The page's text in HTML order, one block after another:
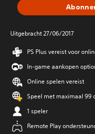
Uitgebracht 27/06/2017
PS Plus vereist voor
In-game aankopen
Online spelen vereist
Speel met maximaal 99
1 speler
Remote Play